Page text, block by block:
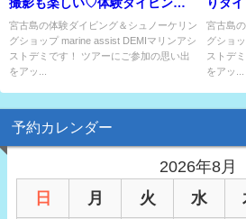
撮影も楽しい♡体験ダイビング
ツアー！
宮古島の体験ダイビング＆シュノーケリン
グショップ marine assist DEMIマリンアシ
ストデミです！ ツアーにご参加の思い出
をアッ...
りダ
めビ
宮古島
グショ
ストデ
をアッ...
予約カレンダー
2026年8月
日
月 火 水